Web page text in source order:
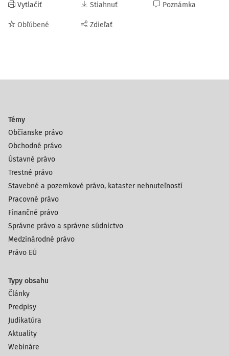
Vytlačiť
Obľúbené
Stiahnuť
Zdieľať
Poznámka
Témy
Občianske právo
Obchodné právo
Ústavné právo
Trestné právo
Stavebné a pozemkové právo, kataster nehnuteľností
Pracovné právo
Finančné právo
Správne právo a správne súdnictvo
Medzinárodné právo
Právo EÚ
Typy obsahu
Články
Predpisy
Judikatúra
Aktuality
Webináre